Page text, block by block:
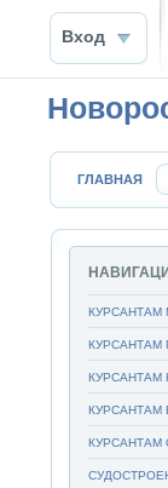
Вход
ГЛАВНАЯ
КУРСАНТАМ
КУРСАНТАМ
КУРСАНТАМ
КУРСАНТАМ
КУРСАНТАМ